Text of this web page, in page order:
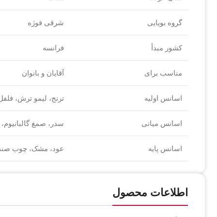
گروه بویایی شرقی فوژه
کشور مبدأ فرانسه
مناسب برای آقایان و بانوان
اسانس اولیه ترنج، لیمو ترش،
اسانس میانی سدر، صمغ
اسانس پایه عود، مشک، چوب
اطلاعات محصول